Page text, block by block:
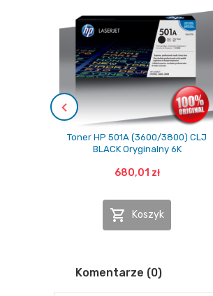
Toner HP 501A (3600/3800) CLJ
BLACK Oryginalny 6K
680,01 zł
 Koszyk
Komentarze (0)